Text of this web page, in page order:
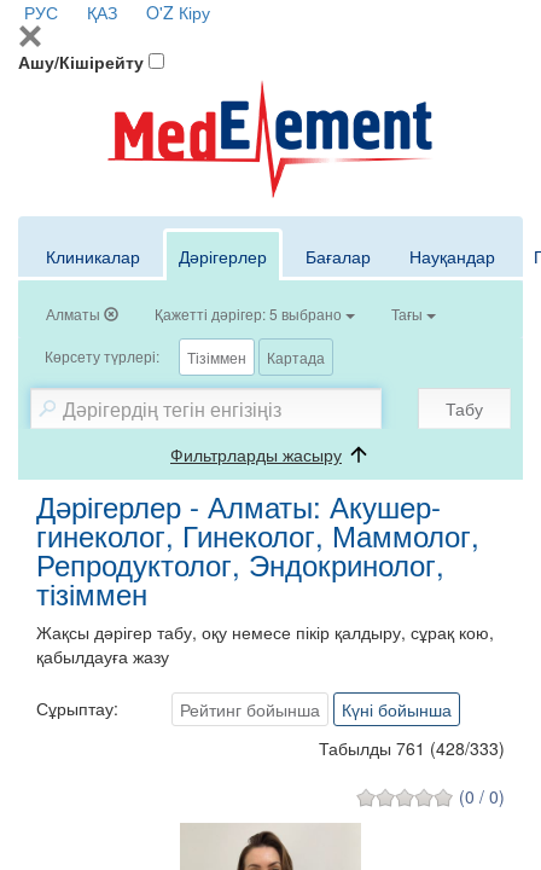
РУС ҚАЗ O'Z Кіру
Ашу/Кішірейту
Клиникалар Дәрігерлер Бағалар Науқандар
Алматы Қажетті дәрігер: 5 выбрано Тағы
Көрсету түрлері: Тізіммен Картада
Табу
Фильтрларды жасыру
Дәрігерлер - Алматы: Акушер-
гинеколог, Гинеколог, Маммолог,
Репродуктолог, Эндокринолог,
тізіммен
Жақсы дәрігер табу, оқу немесе пікір қалдыру, сұрақ кою,
қабылдауға жазу
Сұрыптау: Рейтинг бойынша
Күні бойынша
Табылды 761 (428/333)
(0 / 0)